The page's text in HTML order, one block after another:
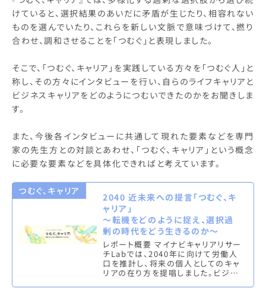
けていると、選択結果のあいだに矛盾が生じたり、相容れない
ものを選んでいたり、これらを新しい文脈で意味づけて、撚り
合わせ、調和させることを「つむぐ」と表現しました。
そこで、「つむぐ、キャリア」を実践している方々を「つむぐ人」と
称し、その方々にインタビューを行い、自らのライフキャリアと
ビジネスキャリアをどのようにつむいできたのかをお聞きしま
す。
また、今後各インタビューに共通して現れた要素などを専門
家の先生方との対談とあわせ、「つむぐ、キャリア」という概念
に必要な要素などを具体化できればと考えています。
つむぐ、キャリア
2040 近未来への提言「つむぐ、キ
ャリア」
～転機をどのように捉え、選択過
剰の時代をどう生きるのか～
レポート概要 マイナビキャリアリサー
チLabでは、2040年に向けて労働人
口を推計し、将来の個人としてのキャ
リアの在り方を提唱しました。ビジネ